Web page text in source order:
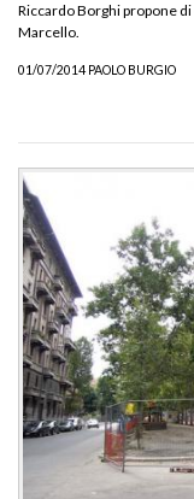
Riccardo Borghi propone
Marcello.
01/07/2014 PAOLO BURGIO